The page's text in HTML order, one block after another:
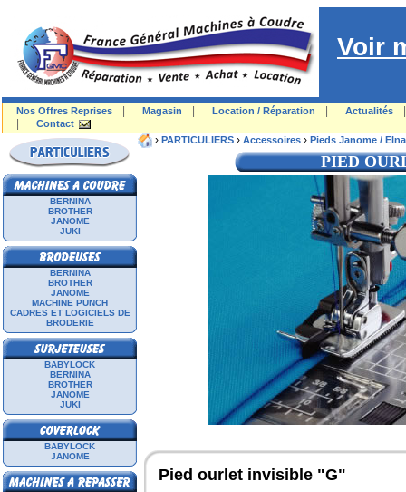
Voir
Nos Offres Reprises Magasin Location / Réparation Actualités
Contact
BERNINA
BROTHER
JANOME
JUKI
BERNINA
BROTHER
JANOME
MACHINE PUNCH
CADRES ET LOGICIELS DE
BRODERIE
BABYLOCK
BERNINA
BROTHER
JANOME
JUKI
BABYLOCK
JANOME
› PARTICULIERS › Accessoires › Pieds Janome / Elna
PIED
Pied ourlet invisible "G"